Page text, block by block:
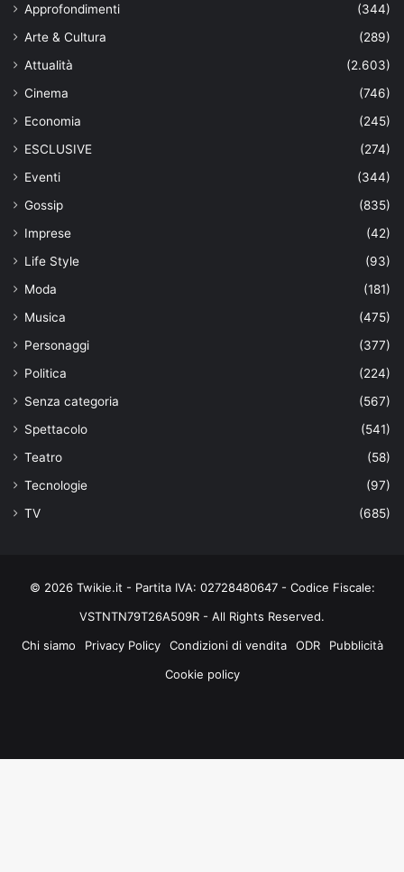
Approfondimenti
(344)
Arte & Cultura
(289)
Attualità
(2.603)
Cinema
(746)
Economia
(245)
ESCLUSIVE
(274)
Eventi
(344)
Gossip
(835)
Imprese
(42)
Life Style
(93)
Moda
(181)
Musica
(475)
Personaggi
(377)
Politica
(224)
Senza categoria
(567)
Spettacolo
(541)
Teatro
(58)
Tecnologie
(97)
TV
(685)
© 2026 Twikie.it - Partita IVA: 02728480647 - Codice Fiscale:
VSTNTN79T26A509R - All Rights Reserved.
Chi siamo
Privacy Policy Condizioni di vendita ODR
Pubblicità
Cookie policy
Tube